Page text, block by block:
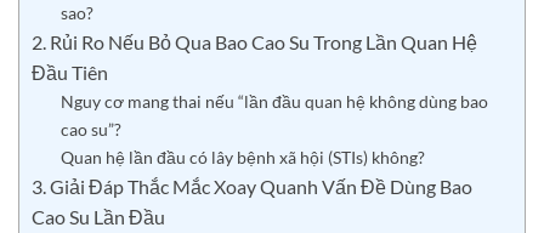
sao?
2. Rủi Ro Nếu Bỏ Qua Bao Cao Su Trong Lần Quan Hệ
Đầu Tiên
Nguy cơ mang thai nếu “lần đầu quan hệ không dùng bao
cao su”?
Quan hệ lần đầu có lây bệnh xã hội (STIs) không?
3. Giải Đáp Thắc Mắc Xoay Quanh Vấn Đề Dùng Bao
Cao Su Lần Đầu